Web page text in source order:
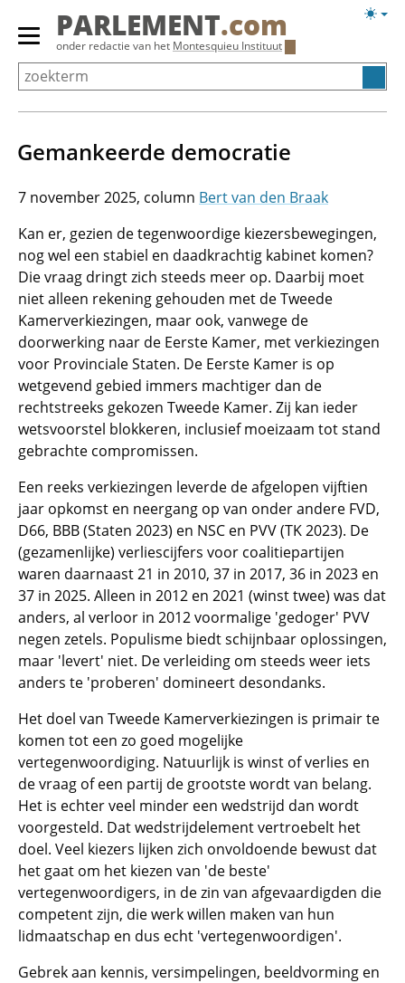
Overslaan
Primair
menu
tonen/verbergen
PARLEMENT.com
onder redactie van het Montesquieu Instituut
Gemankeerde democratie
7 november 2025
Bert van den Braak
Kan er, gezien de tegenwoordige kiezersbewegingen,
nog wel een stabiel en daadkrachtig kabinet komen?
Die vraag dringt zich steeds meer op. Daarbij moet
niet alleen rekening gehouden met de Tweede
Kamerverkiezingen, maar ook, vanwege de
doorwerking naar de Eerste Kamer, met verkiezingen
voor Provinciale Staten. De Eerste Kamer is op
wetgevend gebied immers machtiger dan de
rechtstreeks gekozen Tweede Kamer. Zij kan ieder
wetsvoorstel blokkeren, inclusief moeizaam tot stand
gebrachte compromissen.
Een reeks verkiezingen leverde de afgelopen vijftien
jaar opkomst en neergang op van onder andere FVD,
D66, BBB (Staten 2023) en NSC en PVV (TK 2023). De
(gezamenlijke) verliescijfers voor coalitiepartijen
waren daarnaast 21 in 2010, 37 in 2017, 36 in 2023 en
37 in 2025. Alleen in 2012 en 2021 (winst twee) was dat
anders, al verloor in 2012 voormalige 'gedoger' PVV
negen zetels. Populisme biedt schijnbaar oplossingen,
maar 'levert' niet. De verleiding om steeds weer iets
anders te 'proberen' domineert desondanks.
Het doel van Tweede Kamerverkiezingen is primair te
komen tot een zo goed mogelijke
vertegenwoordiging. Natuurlijk is winst of verlies en
de vraag of een partij de grootste wordt van belang.
Het is echter veel minder een wedstrijd dan wordt
voorgesteld. Dat wedstrijdelement vertroebelt het
doel. Veel kiezers lijken zich onvoldoende bewust dat
het gaat om het kiezen van 'de beste'
vertegenwoordigers, in de zin van afgevaardigden die
competent zijn, die werk willen maken van hun
lidmaatschap en dus echt 'vertegenwoordigen'.
Gebrek aan kennis, versimpelingen, beeldvorming en